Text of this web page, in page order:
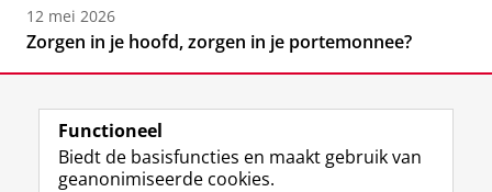
12 mei 2026
Zorgen in je hoofd, zorgen in je portemonnee?
Functioneel
Biedt de basisfuncties en maakt gebruik van
geanonimiseerde cookies.